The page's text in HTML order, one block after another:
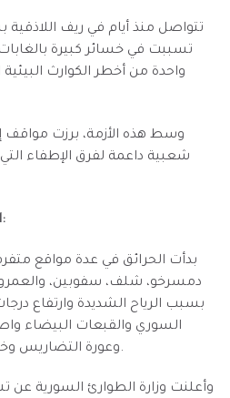
تتواصل منذ أيام في ريف
تسببت في خسائر كبيرة
واحدة من أخطر الكوارث
وسط هذه الأزمة، برزت مواقف
شعبية داعمة لفرق الإطفاء
امتداد واسع وخطر متصاعد:
بدأت الحرائق في عدة مواقع
دمسرخو، شلف، سفوبين،
بسبب الرياح الشديدة وارتفاع
السوري والقبعات البيضاء
وعورة التضاريس وخطر الألغام ومخلفات الحرب.
وأعلنت وزارة الطوارئ السورية عن